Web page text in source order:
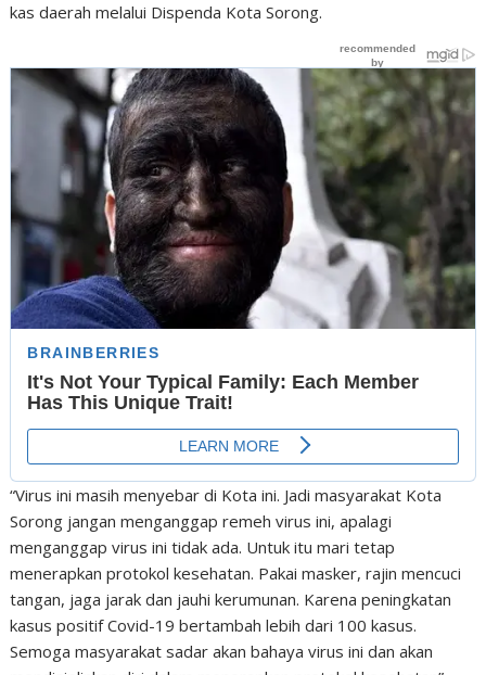
kas daerah melalui Dispenda Kota Sorong.
“Virus ini masih menyebar di Kota ini. Jadi masyarakat Kota
Sorong jangan menganggap remeh virus ini, apalagi
menganggap virus ini tidak ada. Untuk itu mari tetap
menerapkan protokol kesehatan. Pakai masker, rajin mencuci
tangan, jaga jarak dan jauhi kerumunan. Karena peningkatan
kasus positif Covid-19 bertambah lebih dari 100 kasus.
Semoga masyarakat sadar akan bahaya virus ini dan akan